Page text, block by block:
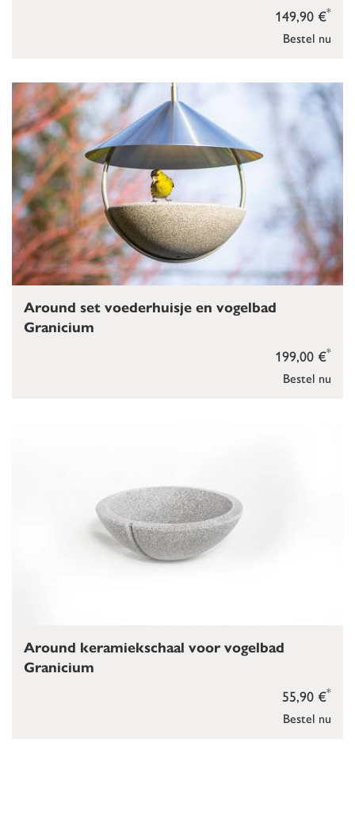
Bestel nu
149,90 €*
Bestel nu
199,00 €*
Around set voederhuisje en vogelbad
Granicium
Bestel nu
55,90 €*
Around keramiekschaal voor vogelbad
Granicium